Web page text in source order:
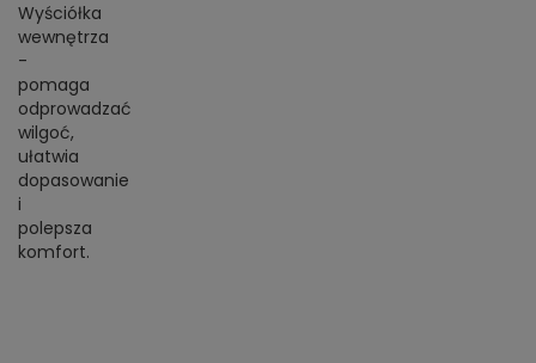
Wyściółka
wewnętrza
-
pomaga
odprowadzać
wilgoć,
ułatwia
dopasowanie
i
polepsza
komfort.